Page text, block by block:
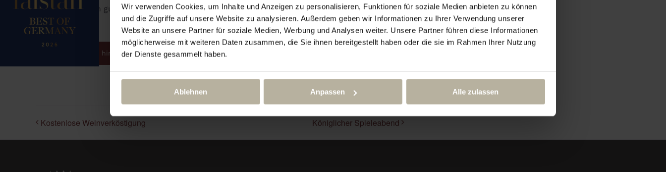
Wir verwenden Cookies, um Inhalte und Anzeigen zu personalisieren, Funktionen für soziale Medien anbieten zu können
und die Zugriffe auf unsere Website zu analysieren. Außerdem geben wir Informationen zu Ihrer Verwendung unserer
Website an unsere Partner für soziale Medien, Werbung und Analysen weiter. Unsere Partner führen diese Informationen
möglicherweise mit weiteren Daten zusammen, die Sie ihnen bereitgestellt haben oder die sie im Rahmen Ihrer Nutzung
der Dienste gesammelt haben.
Ablehnen Anpassen Alle zulassen
perfekt für einen guten Wochenbeginn.
Zum Kalender hinzufügen
Kostenlose Weinverköstigung Königlicher Spieleabend